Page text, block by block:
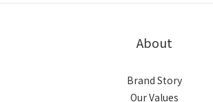
About
Brand Story
Our Values